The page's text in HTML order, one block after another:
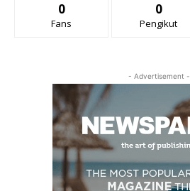
0
Fans
0
Pengikut
- Advertisement -